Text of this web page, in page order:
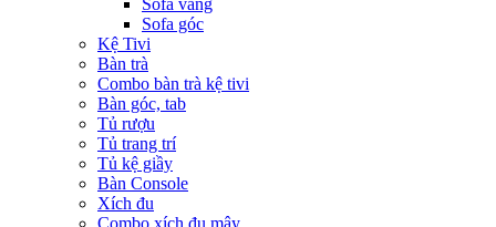
Sofa văng
Sofa góc
Kệ Tivi
Bàn trà
Combo bàn trà kệ tivi
Bàn góc, tab
Tủ rượu
Tủ trang trí
Tủ kệ giầy
Bàn Console
Xích đu